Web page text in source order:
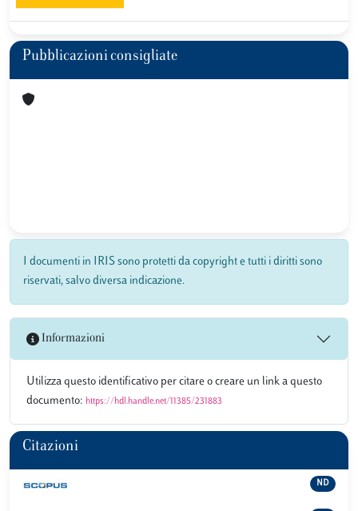
Pubblicazioni consigliate
I documenti in IRIS sono protetti da copyright e tutti i diritti sono
riservati, salvo diversa indicazione.
Informazioni
Utilizza questo identificativo per citare o creare un link a questo
documento: https://hdl.handle.net/11385/231883
Citazioni
ND